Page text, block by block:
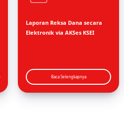
Laporan Reksa Dana secara
Elektronik via AKSes KSEI
Baca Selengkapnya